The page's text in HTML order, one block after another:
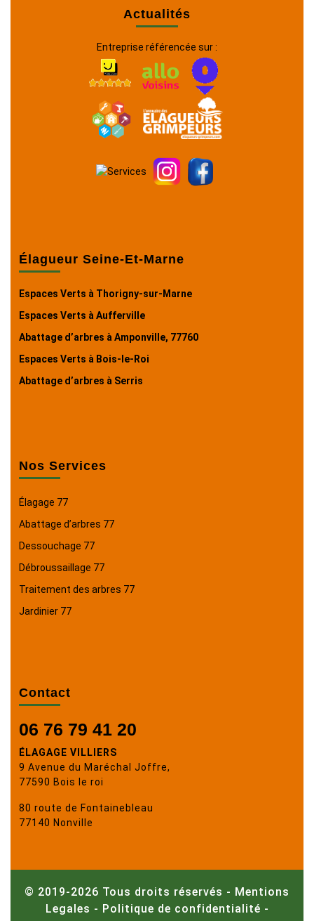
Actualités
Entreprise référencée sur :
Élagueur Seine-Et-Marne
Espaces Verts à Thorigny-sur-Marne
Espaces Verts à Aufferville
Abattage d’arbres à Amponville, 77760
Espaces Verts à Bois-le-Roi
Abattage d’arbres à Serris
Nos Services
Élagage 77
Abattage d’arbres 77
Dessouchage 77
Débroussaillage 77
Traitement des arbres 77
Jardinier 77
Contact
06 76 79 41 20
ÉLAGAGE VILLIERS
9 Avenue du Maréchal Joffre,
77590 Bois le roi
80 route de Fontainebleau
77140 Nonville
© 2019-2026 Tous droits réservés - Mentions
Legales - Politique de confidentialité -